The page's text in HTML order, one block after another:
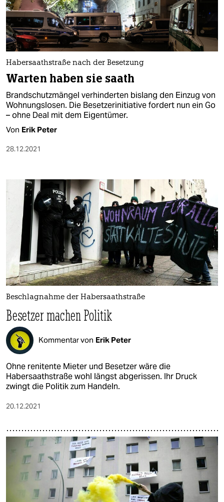
Habersaathstraße nach der Besetzung
Warten haben sie saath
Brandschutzmängel verhinderten bislang den Einzug von
Wohnungslosen. Die Besetzerinitiative fordert nun ein Go
– ohne Deal mit dem Eigentümer.
Von Erik Peter
28.12.2021
Beschlagnahme der Habersaathstraße
Besetzer machen Politik
Kommentar von Erik Peter
Ohne renitente Mieter und Besetzer wäre die
Habersaathstraße wohl längst abgerissen. Ihr Druck
zwingt die Politik zum Handeln.
20.12.2021